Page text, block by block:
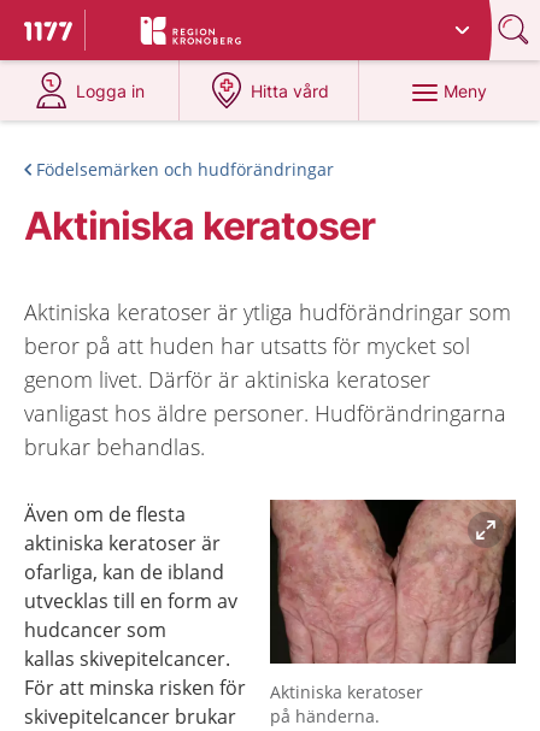
Till startsidan för 1177
Du har valt region
Logga in
på 1177.se
Hitta vård
på 1177.se
Meny
Födelsemärken och hudförändringar
Aktiniska keratoser
Aktiniska keratoser är ytliga hudförändringar som
beror på att huden har utsatts för mycket sol
genom livet. Därför är aktiniska keratoser
vanligast hos äldre personer. Hudförändringarna
brukar behandlas.
Förstora bilden
Aktiniska keratoser
på händerna.
Även om de flesta
aktiniska keratoser är
ofarliga, kan de ibland
utvecklas till en form av
hudcancer som
kallas skivepitelcancer.
För att minska risken för
skivepitelcancer brukar